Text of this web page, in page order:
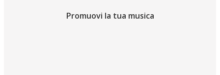
Promuovi la tua musica